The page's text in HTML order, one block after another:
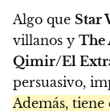
Algo que Star
villanos y The
Qimir/El
persuasivo,
Además,